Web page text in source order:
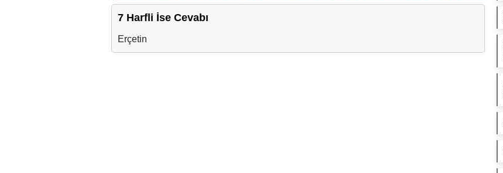
7 Harfli İse Cevabı
Erçetin